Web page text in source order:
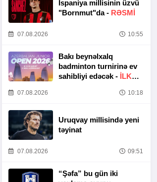
İspaniya millisinin üzvü
"Bornmut"da - RƏSMİ
07.08.2026 10:55
Bakı beynəlxalq
badminton turnirinə ev
sahibliyi edəcək - İLK
07.08.2026 10:18
Uruqvay millisində yeni
təyinat
07.08.2026 09:51
“Şəfa” bu gün iki